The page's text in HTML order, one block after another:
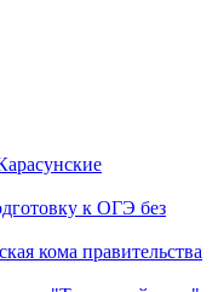
к ОГЭ без
кома правительства